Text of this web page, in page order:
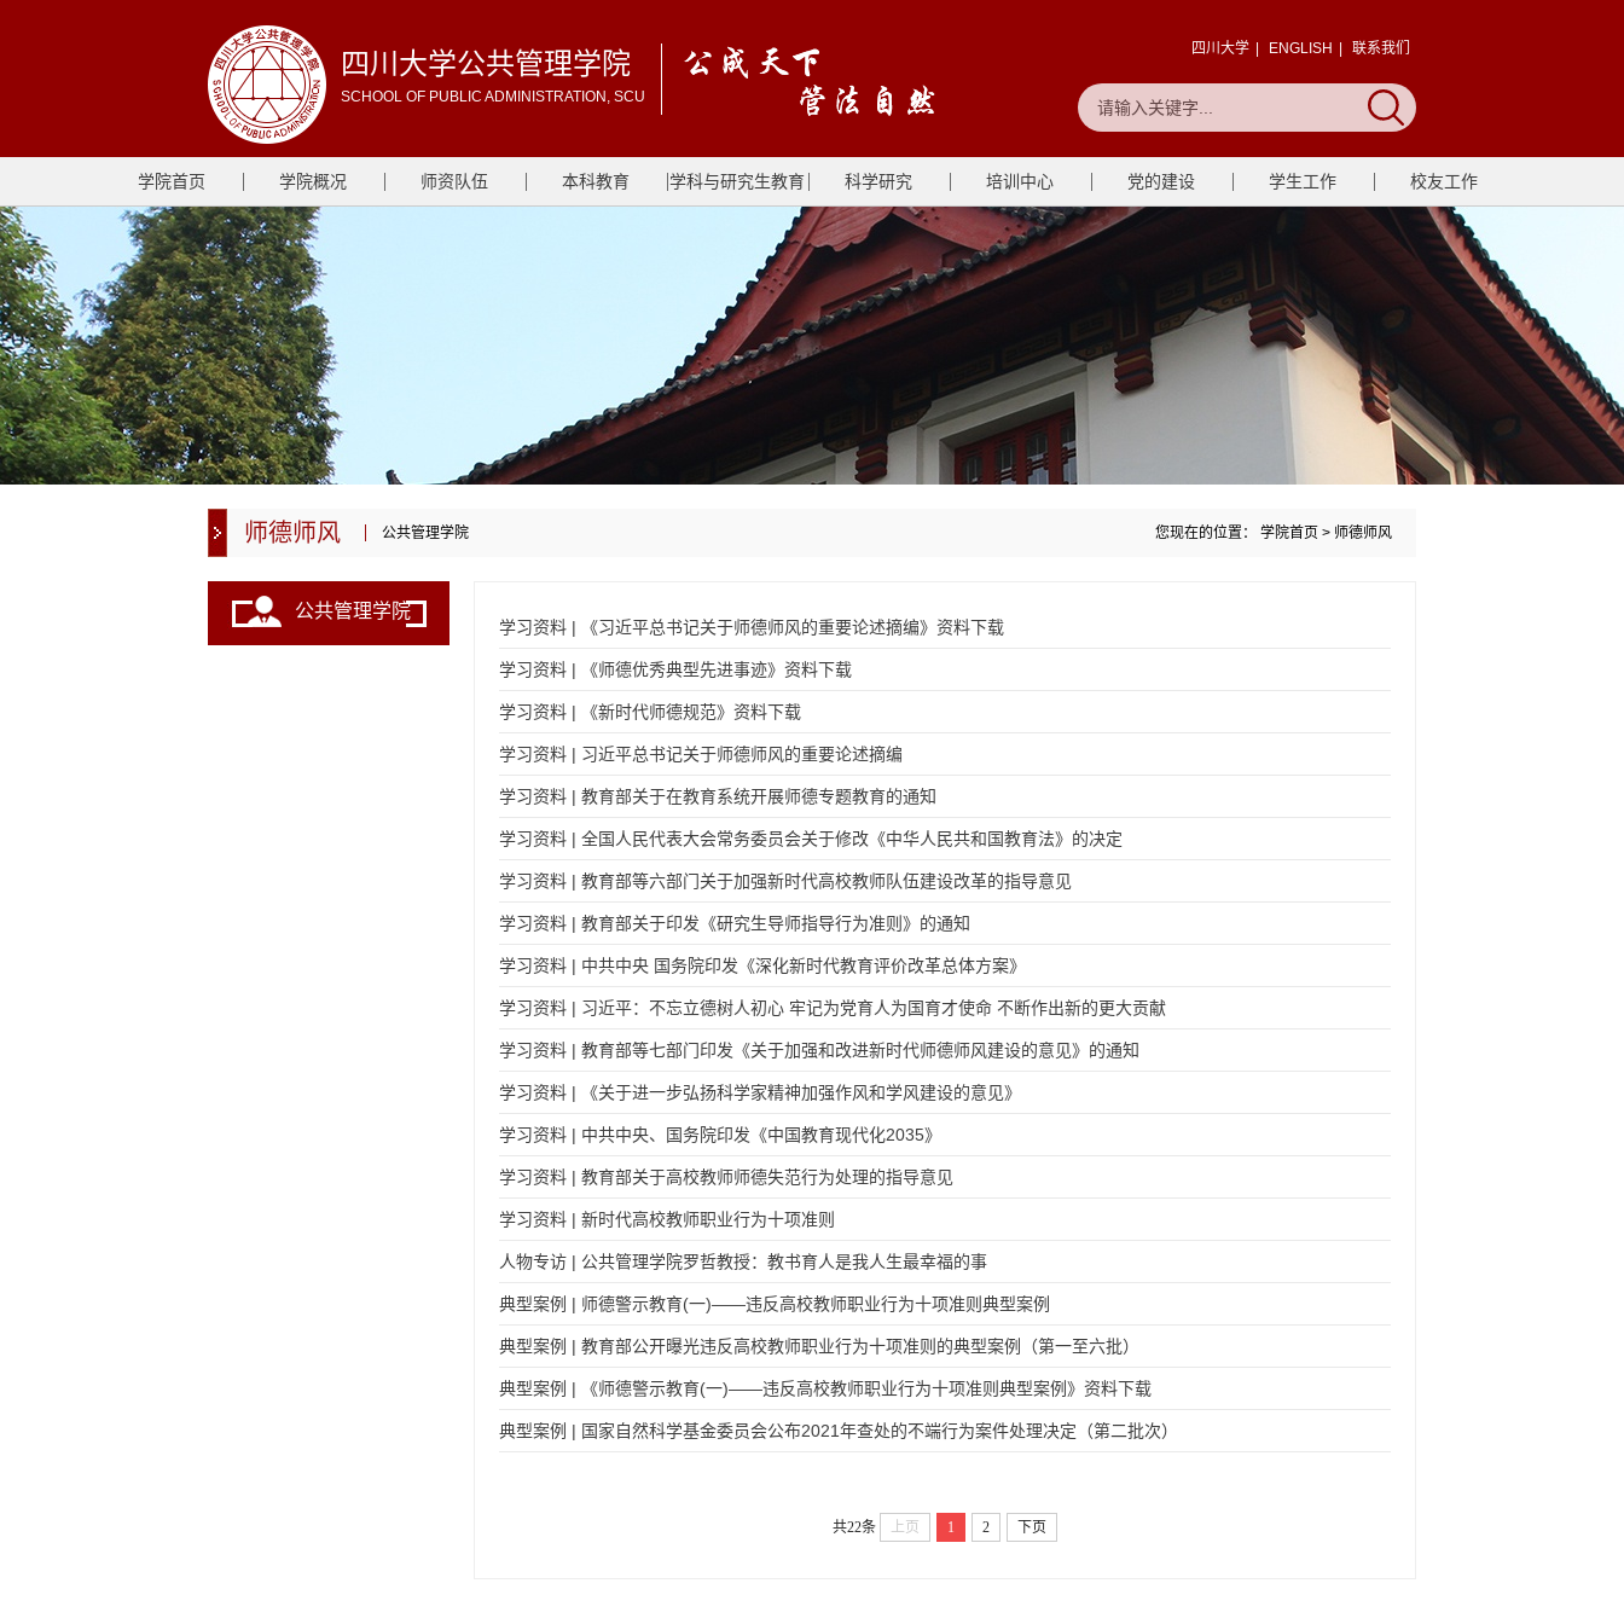
四川大学公共管理学院
SCHOOL OF PUBLIC ADMINISTRATION, SCU
四川大学 ENGLISH 联系我们
学院首页 学院概况 师资队伍 本科教育 学科与研究生教育 科学研究 培训中心 党的建设 学生工作 校友工作
师德师风 公共管理学院 您现在的位置： 学院首页 > 师德师风
公共管理学院
学习资料 | 《习近平总书记关于师德师风的重要论述摘编》资料下载
学习资料 | 《师德优秀典型先进事迹》资料下载
学习资料 | 《新时代师德规范》资料下载
学习资料 | 习近平总书记关于师德师风的重要论述摘编
学习资料 | 教育部关于在教育系统开展师德专题教育的通知
学习资料 | 全国人民代表大会常务委员会关于修改《中华人民共和国教育法》的决定
学习资料 | 教育部等六部门关于加强新时代高校教师队伍建设改革的指导意见
学习资料 | 教育部关于印发《研究生导师指导行为准则》的通知
学习资料 | 中共中央 国务院印发《深化新时代教育评价改革总体方案》
学习资料 | 习近平：不忘立德树人初心 牢记为党育人为国育才使命 不断作出新的更大贡献
学习资料 | 教育部等七部门印发《关于加强和改进新时代师德师风建设的意见》的通知
学习资料 | 《关于进一步弘扬科学家精神加强作风和学风建设的意见》
学习资料 | 中共中央、国务院印发《中国教育现代化2035》
学习资料 | 教育部关于高校教师师德失范行为处理的指导意见
学习资料 | 新时代高校教师职业行为十项准则
人物专访 | 公共管理学院罗哲教授：教书育人是我人生最幸福的事
典型案例 | 师德警示教育(一)——违反高校教师职业行为十项准则典型案例
典型案例 | 教育部公开曝光违反高校教师职业行为十项准则的典型案例（第一至六批）
典型案例 | 《师德警示教育(一)——违反高校教师职业行为十项准则典型案例》资料下载
典型案例 | 国家自然科学基金委员会公布2021年查处的不端行为案件处理决定（第二批次）
共22条 上页 1 2 下页